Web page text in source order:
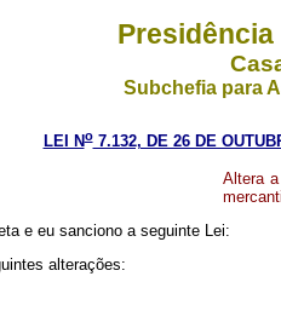
Subchefia para
LEI No7.132, DE 26 DE
Altera
e eu sanciono a seguinte Lei:
alterações: